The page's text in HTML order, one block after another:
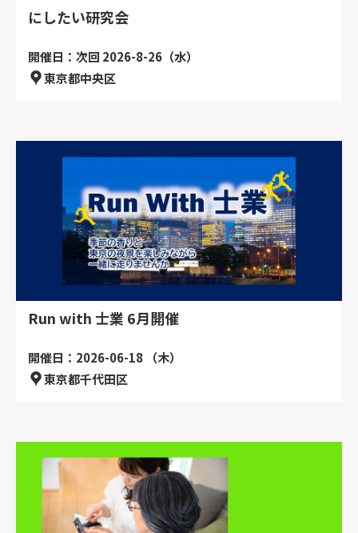
にしたい研究会
開催日：次回 2026-8-26（水）
東京都中央区
Run with 士業 6月開催
開催日：2026-06-18 （木）
東京都千代田区